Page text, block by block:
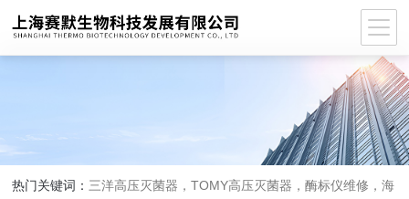
热门关键词： 三洋高压灭菌器，TOMY高压灭菌器，酶标仪维修，海